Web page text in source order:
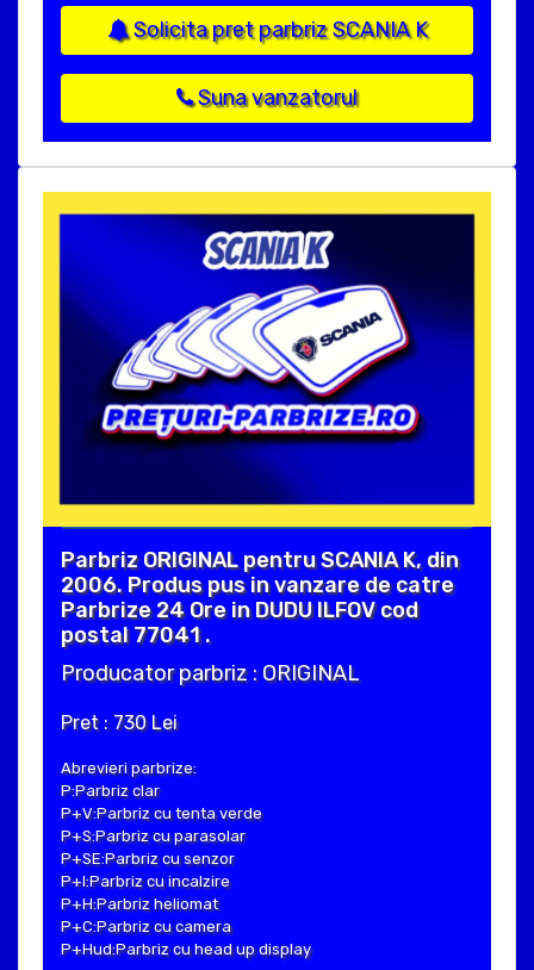
Solicita pret parbriz SCANIA K
Suna vanzatorul
Parbriz ORIGINAL pentru SCANIA K, din
2006. Produs pus in vanzare de catre
Parbrize 24 Ore in DUDU ILFOV cod
postal 77041 .
Producator parbriz : ORIGINAL
Pret : 730 Lei
Abrevieri parbrize:
P:Parbriz clar
P+V:Parbriz cu tenta verde
P+S:Parbriz cu parasolar
P+SE:Parbriz cu senzor
P+I:Parbriz cu incalzire
P+H:Parbriz heliomat
P+C:Parbriz cu camera
P+Hud:Parbriz cu head up display